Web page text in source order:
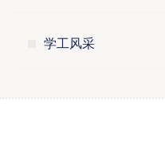
学工风采